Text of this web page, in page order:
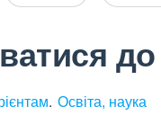
Освіта, наука